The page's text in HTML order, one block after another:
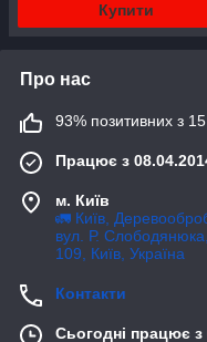
Купити
Про нас
93% позитивних з 15
Працює з
м. Київ
🚛 Київ,
вул. Р.
109, Київ, Україна
Контакти
Сьогодні працює